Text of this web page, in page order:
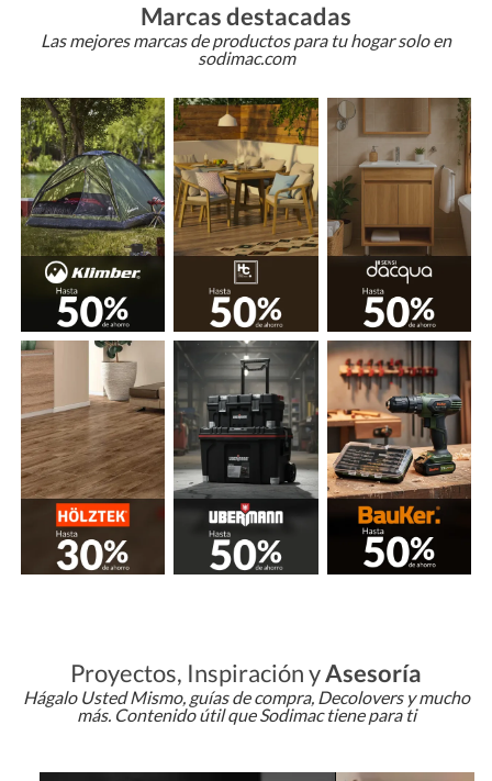
Marcas destacadas
Las mejores marcas de productos para tu hogar solo en
sodimac.com
Proyectos, Inspiración yAsesoría
Hágalo Usted Mismo, guías de compra, Decolovers y mucho
más. Contenido útil que Sodimac tiene para ti